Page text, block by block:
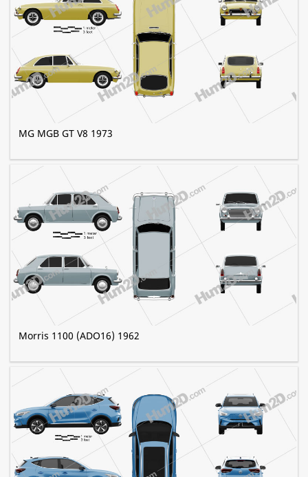
MG MGB GT V8 1973
Morris 1100 (ADO16) 1962